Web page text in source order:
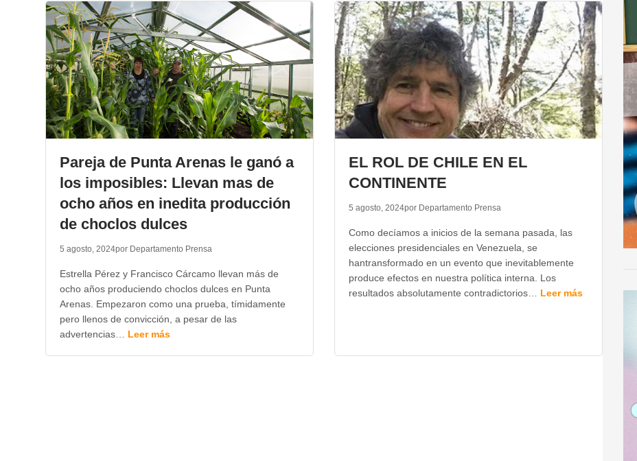
Pareja de Punta Arenas le ganó a
los imposibles: Llevan mas de
ocho años en inedita producción
de choclos dulces
5 agosto, 2024por Departamento Prensa
Estrella Pérez y Francisco Cárcamo llevan más de
ocho años produciendo choclos dulces en Punta
Arenas. Empezaron como una prueba, tímidamente
pero llenos de convicción, a pesar de las
advertencias… Leer más
EL ROL DE CHILE EN EL
CONTINENTE
5 agosto, 2024por Departamento Prensa
Como decíamos a inicios de la semana pasada, las
elecciones presidenciales en Venezuela, se
hantransformado en un evento que inevitablemente
produce efectos en nuestra política interna. Los
resultados absolutamente contradictorios… Leer más